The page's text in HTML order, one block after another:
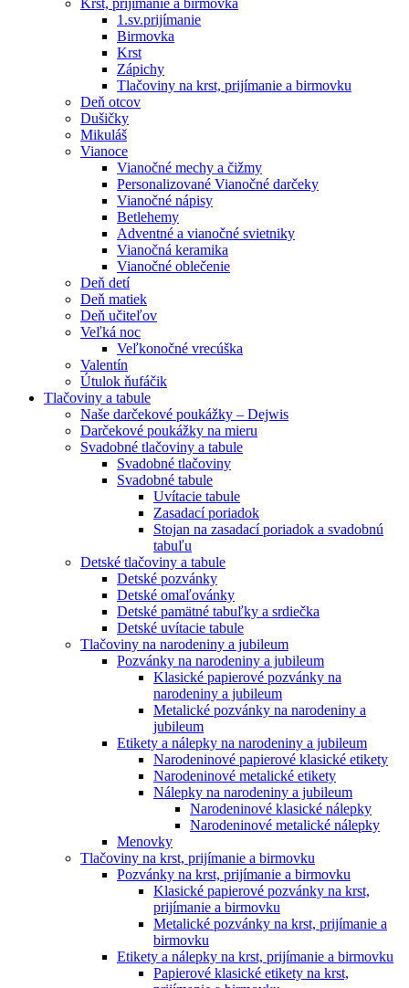
Krst, prijímanie a birmovka
1.sv.prijímanie
Birmovka
Krst
Zápichy
Tlačoviny na krst, prijímanie a birmovku
Deň otcov
Dušičky
Mikuláš
Vianoce
Vianočné mechy a čižmy
Personalizované Vianočné darčeky
Vianočné nápisy
Betlehemy
Adventné a vianočné svietniky
Vianočná keramika
Vianočné oblečenie
Deň detí
Deň matiek
Deň učiteľov
Veľká noc
Veľkonočné vrecúška
Valentín
Útulok ňufáčik
Tlačoviny a tabule
Naše darčekové poukážky – Dejwis
Darčekové poukážky na mieru
Svadobné tlačoviny a tabule
Svadobné tlačoviny
Svadobné tabule
Uvítacie tabule
Zasadací poriadok
Stojan na zasadací poriadok a svadobnú
tabuľu
Detské tlačoviny a tabule
Detské pozvánky
Detské omaľovánky
Detské pamätné tabuľky a srdiečka
Detské uvítacie tabule
Tlačoviny na narodeniny a jubileum
Pozvánky na narodeniny a jubileum
Klasické papierové pozvánky na
narodeniny a jubileum
Metalické pozvánky na narodeniny a
jubileum
Etikety a nálepky na narodeniny a jubileum
Narodeninové papierové klasické etikety
Narodeninové metalické etikety
Nálepky na narodeniny a jubileum
Narodeninové klasické nálepky
Narodeninové metalické nálepky
Menovky
Tlačoviny na krst, prijímanie a birmovku
Pozvánky na krst, prijímanie a birmovku
Klasické papierové pozvánky na krst,
prijímanie a birmovku
Metalické pozvánky na krst, prijímanie a
birmovku
Etikety a nálepky na krst, prijímanie a birmovku
Papierové klasické etikety na krst,